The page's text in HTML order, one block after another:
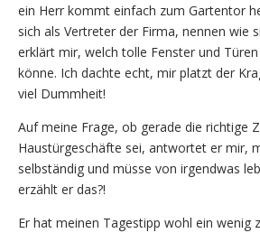
ein Herr kommt einfach zum Gartentor
sich als Vertreter der Firma, nennen wie
erklärt mir, welch tolle Fenster und
könne. Ich dachte echt, mir platzt der
viel Dummheit!
Auf meine Frage, ob gerade die richtige
Haustürgeschäfte sei, antwortet er mir,
selbständig und müsse von irgendwas
erzählt er das?!
Er hat meinen Tagestipp wohl ein wenig